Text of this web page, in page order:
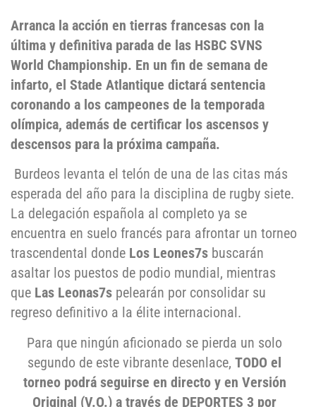
Arranca la acción en tierras francesas con la
última y definitiva parada de las HSBC SVNS
World Championship. En un fin de semana de
infarto, el Stade Atlantique dictará sentencia
coronando a los campeones de la temporada
olímpica, además de certificar los ascensos y
descensos para la próxima campaña.
Burdeos levanta el telón de una de las citas más
esperada del año para la disciplina de rugby siete.
La delegación española al completo ya se
encuentra en suelo francés para afrontar un torneo
trascendental donde Los Leones7s buscarán
asaltar los puestos de podio mundial, mientras
que Las Leonas7s pelearán por consolidar su
regreso definitivo a la élite internacional.
Para que ningún aficionado se pierda un solo
segundo de este vibrante desenlace, TODO el
torneo podrá seguirse en directo y en Versión
Original (V.O.) a través de DEPORTES 3 por